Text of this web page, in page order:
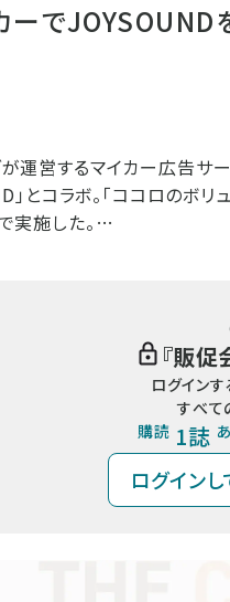
ーで
運営するマイカー広告サー
」とコラボ。「ココロのボ
実施した。…
『販促
ログイン
すべて
購読 1誌
ログイン